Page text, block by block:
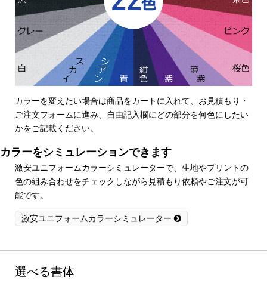
カラーを変えたい場合は商品をカートに入れて、お見積もり・
ご注文フォームに進み、自由記入欄にどの部分を何色にしたい
かをご記載ください。
カラーをシミュレーションできます
激安ユニフォームカラーシミュレーターで、生地やプリントの
色の組み合わせをチェックしながら見積もり依頼やご注文が可
能です。
激安ユニフォームカラーシミュレーター
選べる書体